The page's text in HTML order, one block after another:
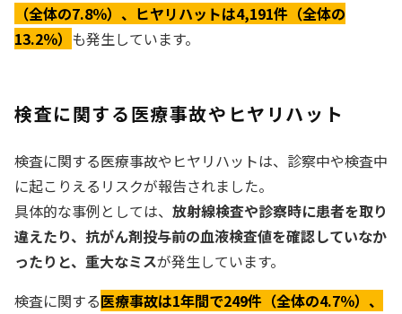
（全体の7.8％）、ヒヤリハットは4,191件（全体の
13.2％） も発生しています。
検査に関する医療事故やヒヤリハット
検査に関する医療事故やヒヤリハットは、診察中や検査中
に起こりえるリスクが報告されました。
具体的な事例としては、 放射線検査や診察時に患者を取り
違えたり、抗がん剤投与前の血液検査値を確認していなか
ったりと、重大なミスが発生しています。
検査に関する医療事故は1年間で249件（全体の4.7％）、